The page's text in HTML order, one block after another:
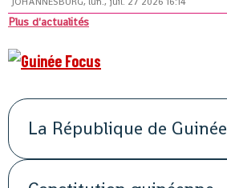
Plus d'actualités
La République de Guinée